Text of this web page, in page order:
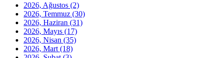
2026, Ağustos (2)
2026, Temmuz (30)
2026, Haziran (31)
2026, Mayıs (17)
2026, Nisan (35)
2026, Mart (18)